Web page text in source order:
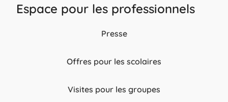
Espace pour les professionnels
Presse
Offres pour les scolaires
Visites pour les groupes